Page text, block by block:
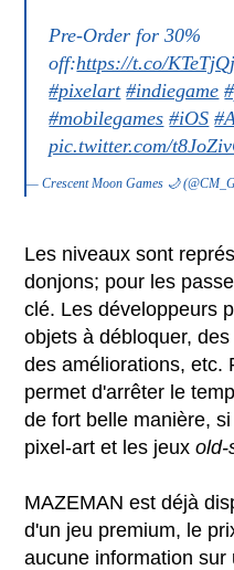
Pre-Order for 30%
off:https://t.co/
#pixelart #indiegame
#mobilegames #iOS
pic.twitter.com/
— Crescent Moon Games 🌙
Les niveaux sont
donjons; pour les
clé. Les développeurs
objets à débloquer,
des améliorations, etc.
permet d'arrêter le
de fort belle manière,
pixel-art et les jeuxold-
MAZEMAN est déjà
d'un jeu premium, le
aucune information